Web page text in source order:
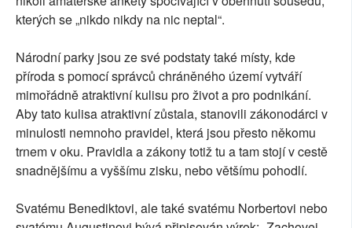
kterých se „nikdo nikdy na nic neptal“.
Národní parky jsou ze své podstaty také místy, kde
příroda s pomocí správců chráněného území vytváří
mimořádně atraktivní kulisu pro život a pro podnikání.
Aby tato kulisa atraktivní zůstala, stanovili zákonodárci v
minulosti nemnoho pravidel, která jsou přesto někomu
trnem v oku. Pravidla a zákony totiž tu a tam stojí v cestě
snadnějšímu a vyššímu zisku, nebo většímu pohodlí.
Svatému Benediktovi, ale také svatému Norbertovi nebo